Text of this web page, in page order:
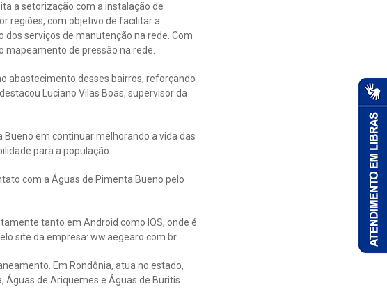
a setorização com a instalação de
regiões, com objetivo de facilitar a
serviços de manutenção na rede. Com
mapeamento de pressão na rede.
abastecimento desses bairros, reforçando
Luciano Vilas Boas, supervisor da
em continuar melhorando a vida das
para a população.
com a Águas de Pimenta Bueno pelo
tanto em Android como IOS, onde é
site da empresa: ww.aegearo.com.br
Em Rondônia, atua no estado,
Águas de Ariquemes e Águas de Buritis.